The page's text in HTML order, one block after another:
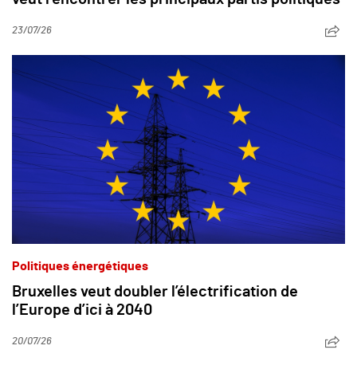
23/07/26
Politiques énergétiques
Bruxelles veut doubler l’électrification de
l’Europe d’ici à 2040
20/07/26